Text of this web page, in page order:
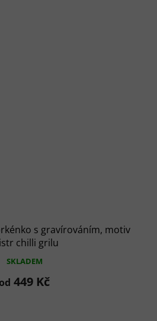
s gravírováním, motiv
chilli grilu
SKLADEM
od 449 Kč